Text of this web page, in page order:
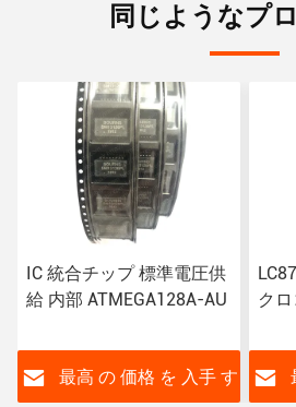
同じようなプ
IC 統合チップ 標準電圧供
給 内部 ATMEGA128A-AU
最高 の 価格 を 入手 す
ク